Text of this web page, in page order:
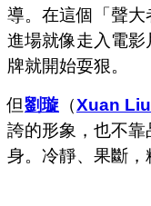
導。在這個「聲
進場就像走入電影
牌就開始耍狠。
但劉璇 （Xuan Liu
誇的形象，也不
身。冷靜、果斷，